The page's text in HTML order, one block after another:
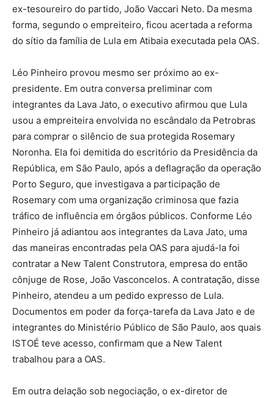
ex-tesoureiro do partido, João Vaccari Neto. Da mesma
forma, segundo o empreiteiro, ficou acertada a reforma
do sítio da família de Lula em Atibaia executada pela OAS.
Léo Pinheiro provou mesmo ser próximo ao ex-
presidente. Em outra conversa preliminar com
integrantes da Lava Jato, o executivo afirmou que Lula
usou a empreiteira envolvida no escândalo da Petrobras
para comprar o silêncio de sua protegida Rosemary
Noronha. Ela foi demitida do escritório da Presidência da
República, em São Paulo, após a deflagração da operação
Porto Seguro, que investigava a participação de
Rosemary com uma organização criminosa que fazia
tráfico de influência em órgãos públicos. Conforme Léo
Pinheiro já adiantou aos integrantes da Lava Jato, uma
das maneiras encontradas pela OAS para ajudá-la foi
contratar a New Talent Construtora, empresa do então
cônjuge de Rose, João Vasconcelos. A contratação, disse
Pinheiro, atendeu a um pedido expresso de Lula.
Documentos em poder da força-tarefa da Lava Jato e de
integrantes do Ministério Público de São Paulo, aos quais
ISTOÉ teve acesso, confirmam que a New Talent
trabalhou para a OAS.
Em outra delação sob negociação, o ex-diretor de